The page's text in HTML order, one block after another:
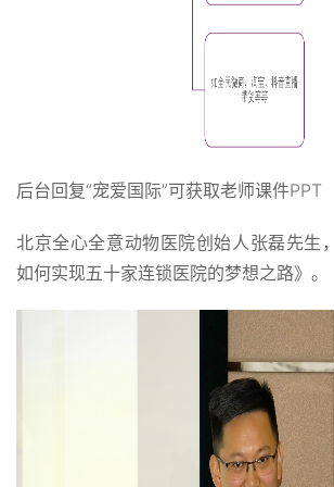
后台回复“宠爱国际”可获取老师课件PPT
北京全心全意动物医院创始人张磊先生
如何实现五十家连锁医院的梦想之路》。